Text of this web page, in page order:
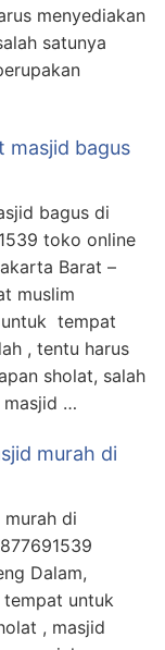
menyediakan
satunya
masjid bagus
bagus di
toko online
Barat –
muslim
untuk tempat
, tentu harus
sholat, salah
masjid …
murah di
di
Dalam,
untuk
, masjid